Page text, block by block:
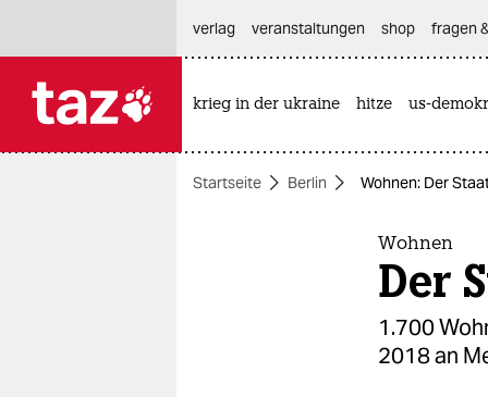
themen
verlag
veranstaltungen shop fragen
krieg in der ukraine hitze us-
Startseite Berlin Wohnen: Der
Wohnen
Der
1.700
2018 an